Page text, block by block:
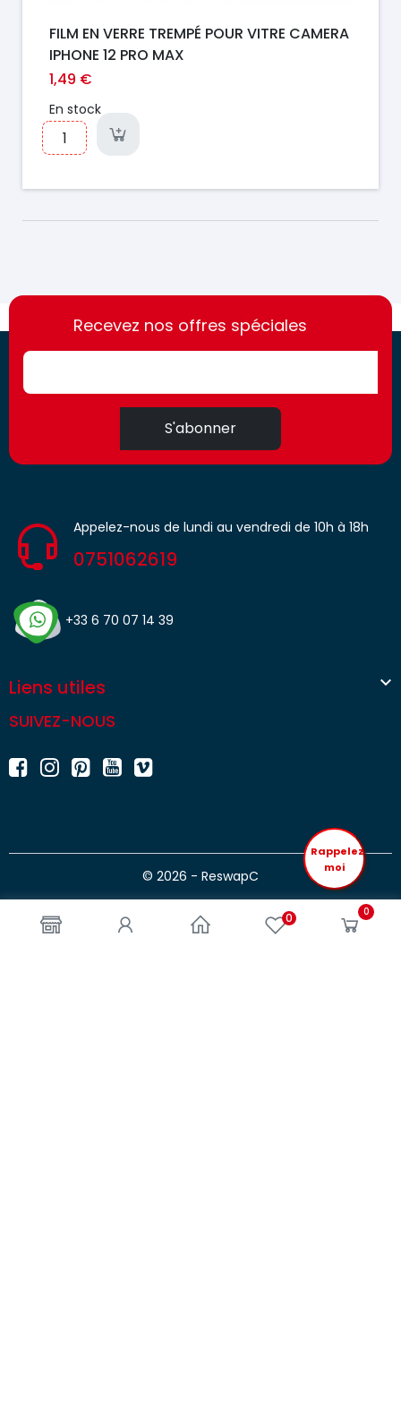
0 0
FILM EN VERRE TREMPÉ POUR VITRE CAMERA
IPHONE 12 PRO MAX
1,49 €
En stock
https://france-
access.fr
https://france-
access.fr
Recevez nos offres spéciales
S'abonner
Appelez-nous de lundi au vendredi de 10h à 18h
0751062619
+33 6 70 07 14 39
Liens utiles 
SUIVEZ-NOUS
© 2026 - ReswapC
Rappelez
moi